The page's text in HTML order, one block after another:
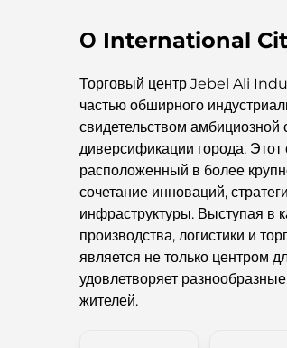
О International
Торговый центр Jebel Ali
частью обширного
свидетельством амбициозной
диверсификации города.
расположенный в более
сочетание инноваций,
инфраструктуры. Выступая в
производства, логистики и
является не только центром
удовлетворяет
жителей.